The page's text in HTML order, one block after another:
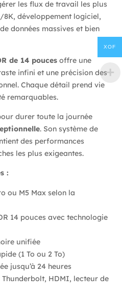
les flux de travail les plus
développement logiciel,
données massives et bien
de 14 pouces offre une
infini et une précision des
Chaque détail prend vie
remarquables.
durer toute la journée
. Son système de
des performances
les plus exigeantes.
:
ou M5 Max selon la
14 pouces avec technologie
unifiée
(1 To ou 2 To)
jusqu’à 24 heures
HDMI, lecteur de
XOF